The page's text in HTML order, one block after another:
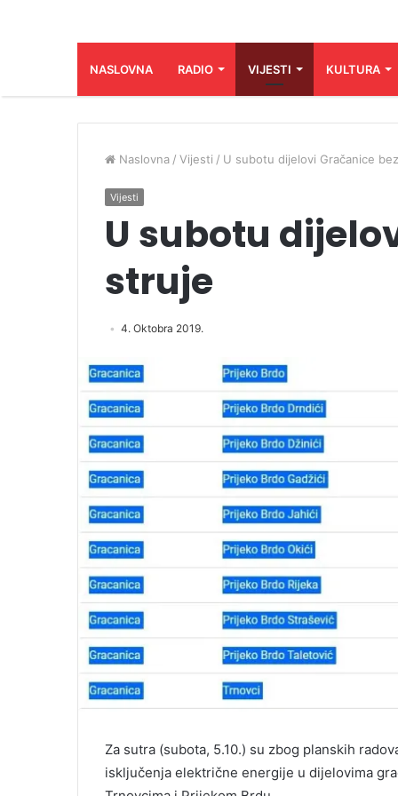
NASLOVNA RADIO VIJESTI KULTURA
Naslovna / Vijesti / U subotu dijelovi Gračanice
Vijesti
U subotu
struje
4. Oktobra 2019.
Za sutra (subota, 5.10.) su zbog planskih
isključenja električne energije u dijelovima